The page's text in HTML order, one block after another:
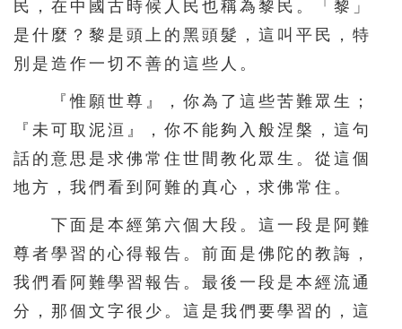
民，在中國古時候人民也稱為黎民。「黎」
是什麼？黎是頭上的黑頭髮，這叫平民，特
別是造作一切不善的這些人。
『惟願世尊』，你為了這些苦難眾生；
『未可取泥洹』，你不能夠入般涅槃，這句
話的意思是求佛常住世間教化眾生。從這個
地方，我們看到阿難的真心，求佛常住。
下面是本經第六個大段。這一段是阿難
尊者學習的心得報告。前面是佛陀的教誨，
我們看阿難學習報告。最後一段是本經流通
分，那個文字很少。這是我們要學習的，這